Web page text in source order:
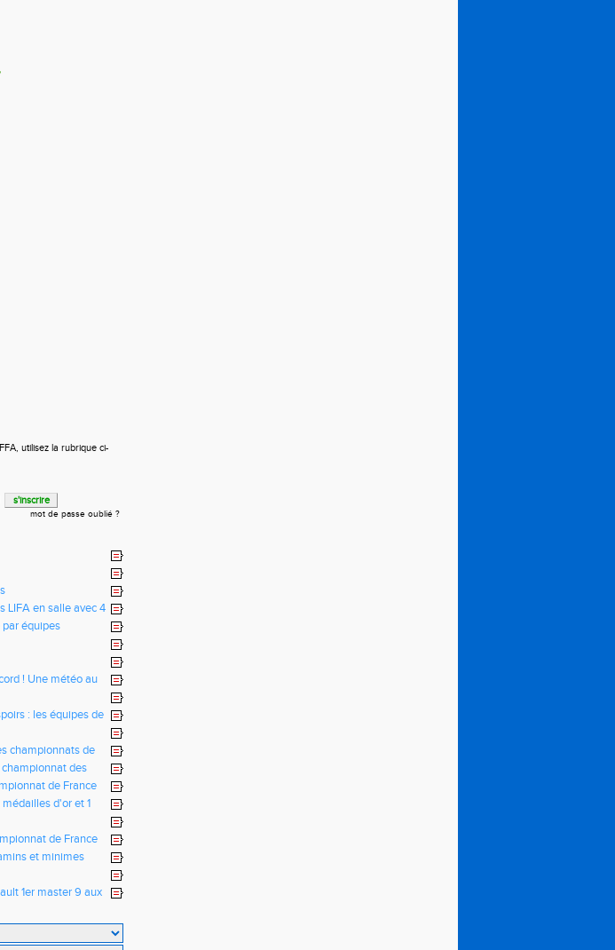
utilisez la rubrique ci-
mot de passe oublié ?
LIFA en salle avec 4
équipes
! Une météo au
: les équipes de
championnats de
des
de France
d'or et 1
de France
et minimes
1er master 9 aux